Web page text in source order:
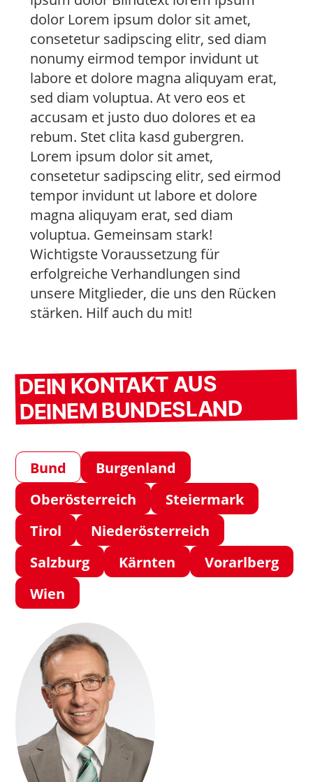
dolor Lorem ipsum dolor sit amet,
consetetur sadipscing elitr, sed diam
nonumy eirmod tempor invidunt ut
labore et dolore magna aliquyam erat,
sed diam voluptua. At vero eos et
accusam et justo duo dolores et ea
rebum. Stet clita kasd gubergren.
Lorem ipsum dolor sit amet,
consetetur sadipscing elitr, sed eirmod
tempor invidunt ut labore et dolore
magna aliquyam erat, sed diam
voluptua. Gemeinsam stark!
Wichtigste Voraussetzung für
erfolgreiche Verhandlungen sind
unsere Mitglieder, die uns den Rücken
stärken. Hilf auch du mit!
DEIN KONTAKT AUS
DEINEM BUNDESLAND
Bund
Burgenland
Oberösterreich
Steiermark
Tirol
Niederösterreich
Salzburg
Kärnten
Vorarlberg
Wien